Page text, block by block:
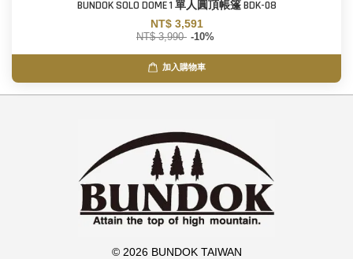
BUNDOK SOLO DOME 1 單人圓頂帳篷 BDK-08
NT$ 3,591
NT$ 3,990 -10%
加入購物車
© 2026 BUNDOK TAIWAN